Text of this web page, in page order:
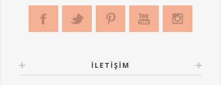
İLETIŞIM